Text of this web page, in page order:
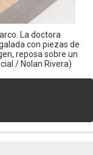
La doctora
con piezas de
reposa sobre un
/ Nolan Rivera)